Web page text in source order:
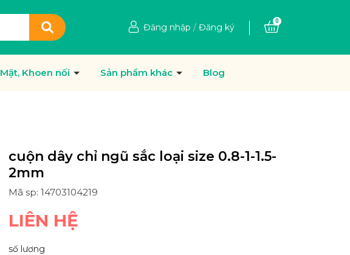
Đăng nhập / Đăng ký
0
Mặt, Khoen nối Sản phẩm khác Blog
cuộn dây chỉ ngũ sắc loại size 0.8-1-1.5-
2mm
Mã sp: 14703104219
LIÊN HỆ
số lương